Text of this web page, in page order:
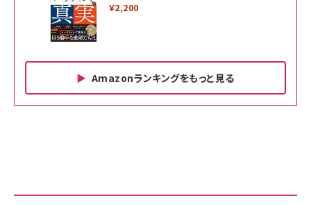
￥2,200
Amazonランキングをもっと見る
￥880
サポート正規品 メーカー保証5年 KLMEA128G
サポート正規品 メーカー保証5年 KLMEA128G